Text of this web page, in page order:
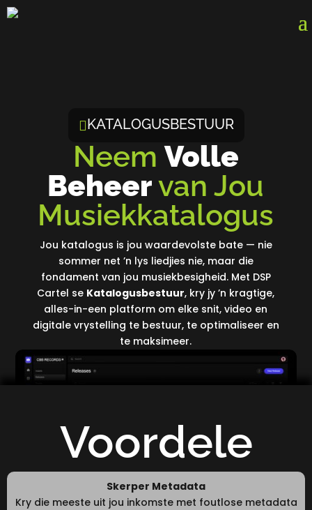
KATALOGUSBESTUUR
NeemVolle
Beheervan Jou
Musiekkatalogus
Jou katalogus is jou waardevolste bate — nie
sommer net ’n lys liedjies nie, maar die
fondament van jou musiekbesigheid. Met DSP
Cartel se Katalogusbestuur, kry jy ’n kragtige,
alles-in-een platform om elke snit, video en
digitale vrystelling te bestuur, te optimaliseer en
te maksimeer.
Voordele
Skerper Metadata
Kry die meeste uit jou inkomste met foutlose metadata